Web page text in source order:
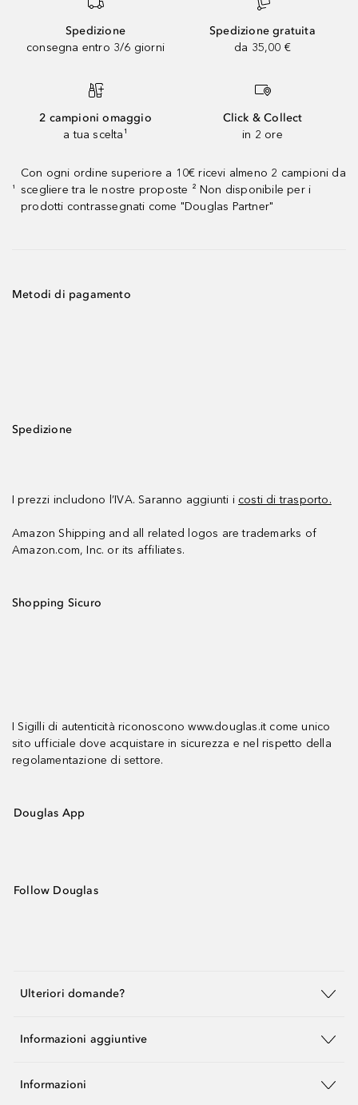
Spedizione
consegna entro 3/6 giorni
Spedizione gratuita
da 35,00 €
2 campioni omaggio
a tua scelta¹
Click & Collect
in 2 ore
¹
Con ogni ordine superiore a 10€ ricevi almeno 2 campioni da
scegliere tra le nostre proposte ² Non disponibile per i
prodotti contrassegnati come "Douglas Partner"
Metodi di pagamento
Spedizione
I prezzi includono l’IVA. Saranno aggiunti i costi di trasporto.
Amazon Shipping and all related logos are trademarks of
Amazon.com, Inc. or its affiliates.
Shopping Sicuro
I Sigilli di autenticità riconoscono www.douglas.it come unico
sito ufficiale dove acquistare in sicurezza e nel rispetto della
regolamentazione di settore.
Douglas App
Follow Douglas
Ulteriori domande?
Informazioni aggiuntive
Informazioni